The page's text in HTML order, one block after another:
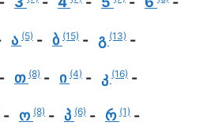
ა (5) ბ (15) გ (13)
თ (8) ი (4) კ (16)
ო (8) პ (6) რ (1)